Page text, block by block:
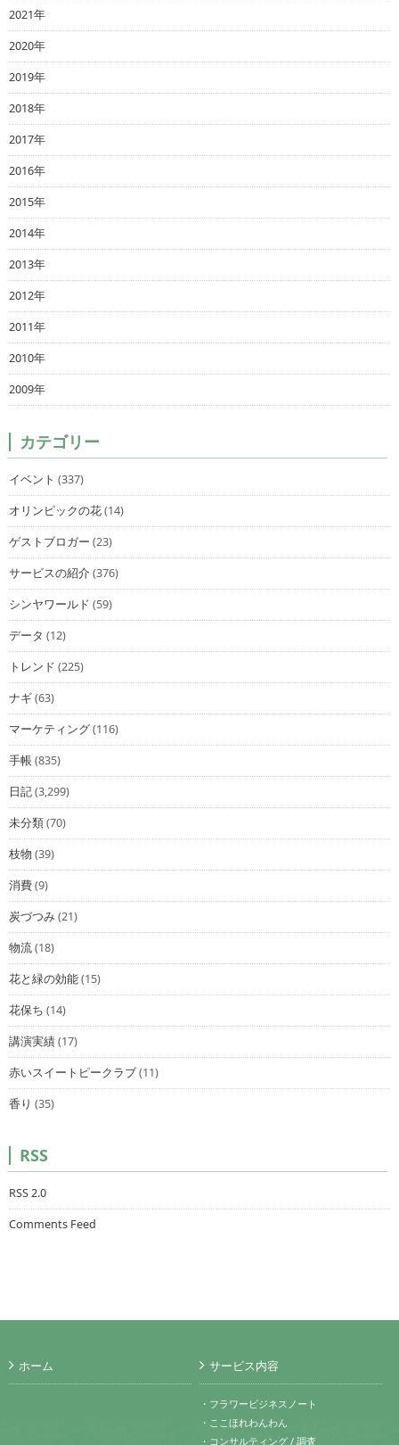
2021年
2020年
2019年
2018年
2017年
2016年
2015年
2014年
2013年
2012年
2011年
2010年
2009年
カテゴリー
イベント (337)
オリンピックの花(14)
ゲストブロガー (23)
サービスの紹介(376)
シンヤワールド (59)
データ (12)
トレンド (225)
ナギ(63)
マーケティング(116)
手帳(835)
日記(3,299)
未分類(70)
枝物 (39)
消費(9)
炭づつみ(21)
物流(18)
花と緑の効能(15)
花保ち (14)
講演実績(17)
赤いスイートピークラブ(11)
香り (35)
RSS
RSS 2.0
Comments Feed
ホーム サービス内容
・フラワービジネスノート
・ここほれわんわん
・コンサルティング / 調査